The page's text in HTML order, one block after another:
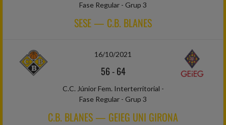
Fase Regular - Grup 3
SESE — C.B. BLANES
16/10/2021
56-64
C.C. Júnior Fem. Interterritorial -
Fase Regular - Grup 3
C.B. BLANES — GEIEG UNI GIRONA